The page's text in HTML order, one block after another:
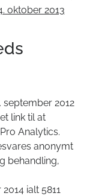
på isbjørnen
| CT- MR- Ultralyd-
oktober 2013
september 2012
link til at
Analytics.
anonymt
behandling,
ialt 5811